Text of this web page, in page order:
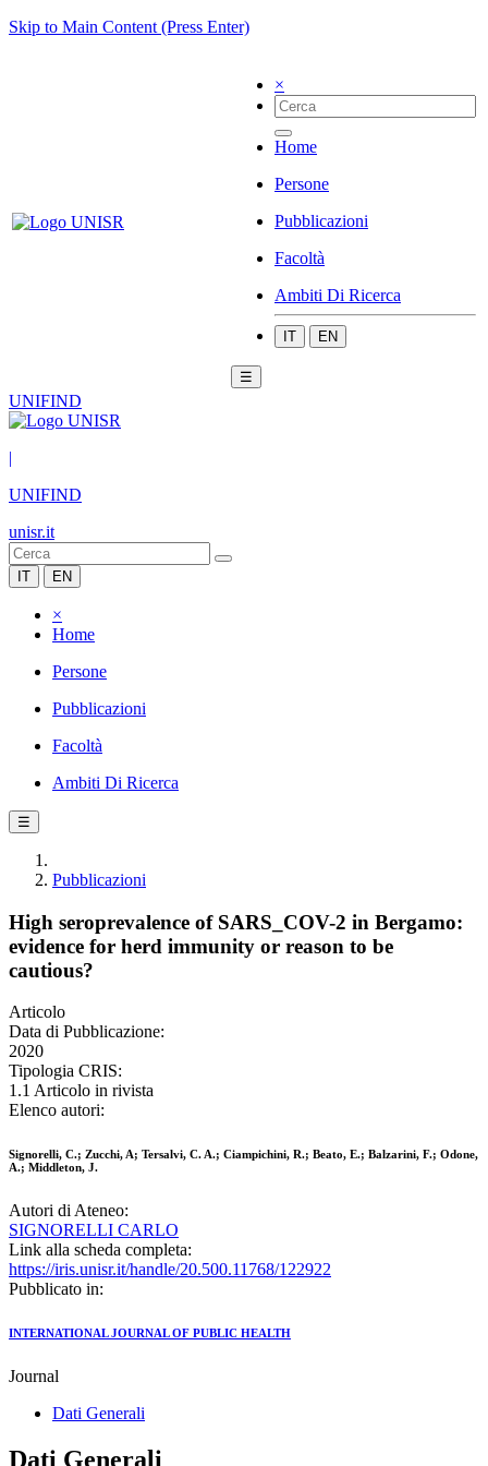
Skip to Main Content (Press Enter)
×
Home
Persone
Pubblicazioni
Facoltà
Ambiti Di Ricerca
IT EN
☰
UNIFIND
|
UNIFIND
unisr.it
IT EN
×
Home
Persone
Pubblicazioni
Facoltà
Ambiti Di Ricerca
☰
Pubblicazioni
High seroprevalence of SARS_COV-2 in Bergamo:
evidence for herd immunity or reason to be
cautious?
Articolo
Data di Pubblicazione:
2020
Tipologia CRIS:
1.1 Articolo in rivista
Elenco autori:
Signorelli, C.; Zucchi, A; Tersalvi, C. A.; Ciampichini, R.; Beato, E.; Balzarini, F.; Odone,
A.; Middleton, J.
Autori di Ateneo:
SIGNORELLI CARLO
Link alla scheda completa:
https://iris.unisr.it/handle/20.500.11768/122922
Pubblicato in:
INTERNATIONAL JOURNAL OF PUBLIC HEALTH
Journal
Dati Generali
Dati Generali